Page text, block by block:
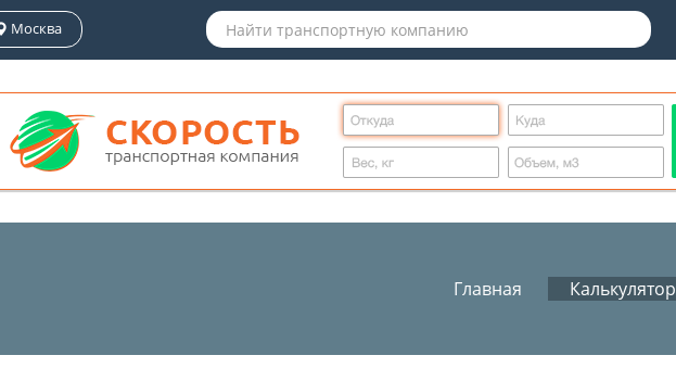
Москва
Главная Калькулятор